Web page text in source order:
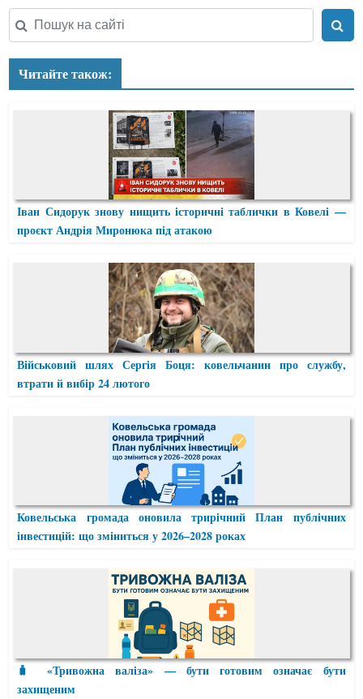
Читайте також:
Іван Сидорук знову нищить історичні таблички в Ковелі —
проєкт Андрія Миронюка під атакою
Військовий шлях Сергія Боця: ковельчанин про службу,
втрати й вибір 24 лютого
Ковельська громада оновила трирічний План публічних
інвестицій: що зміниться у 2026–2028 роках
🧳 «Тривожна валіза» — бути готовим означає бути
захищеним